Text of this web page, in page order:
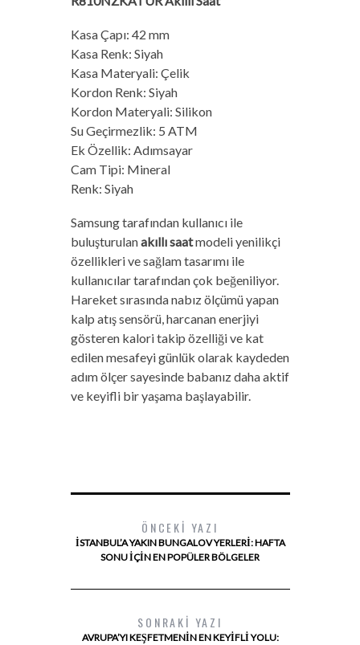
Kasa Çapı: 42 mm
Kasa Renk: Siyah
Kasa Materyali: Çelik
Kordon Renk: Siyah
Kordon Materyali: Silikon
Su Geçirmezlik: 5 ATM
Ek Özellik: Adımsayar
Cam Tipi: Mineral
Renk: Siyah
Samsung tarafından kullanıcı ile
buluşturulanakıllı saatmodeli yenilikçi
özellikleri ve sağlam tasarımı ile
kullanıcılar tarafından çok beğeniliyor.
Hareket sırasında nabız ölçümü yapan
kalp atış sensörü, harcanan enerjiyi
gösteren kalori takip özelliği ve kat
edilen mesafeyi günlük olarak kaydeden
adım ölçer sayesinde babanız daha aktif
ve keyifli bir yaşama başlayabilir.
ÖNCEKI YAZI
İSTANBUL’A YAKIN BUNGALOV YERLERI: HAFTA
SONU İÇIN EN POPÜLER BÖLGELER
SONRAKI YAZI
AVRUPA’YI KEŞFETMENIN EN KEYIFLI YOLU: